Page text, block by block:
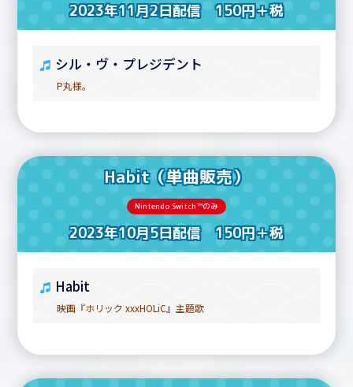
2023年11月2日配信 150円＋税
シル・ヴ・プレジデント
P丸様。
Habit（単曲販売）
Nintendo Switch™のみ
2023年10月5日配信 150円＋税
Habit
映画『ホリック xxxHOLiC』主題歌